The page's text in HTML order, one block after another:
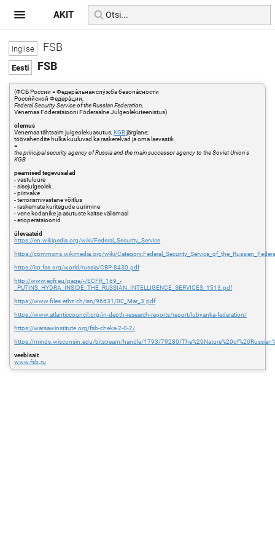
FSB
FSB
(ФСБ России = Федера́льная слу́жба безопа́сности
Росси́йской Федера́ции,
Federal Security Service of the Russian Federation
Venemaa Föderatsiooni Föderaalne Julgeolekuteenistus)
olemus
Venemaa tähtsaim julgeolekuasutus,KGBjärglane;
töövahendite hulka kuuluvad ka raskerelvad ja oma laevastik
=
the principal security agency of Russia and the main successor agency to the Soviet Union's
KGB
peamised tegevusalad
- vastuluure
- sisejulgeolek
- piirivalve
- terrorismivastane võitlus
- raskemate kuritegude uurimine
- vene kodanike ja asutuste kaitse välismaal
- erioperatsioonid
ülevaateid
https://en.wikipedia.org/wiki/Federal_Security_Service
https://commons.wikimedia.org/wiki/
https://irp.fas.org/world/russia/CBP-8430.pdf
http://www.ecfr.eu/page/-/ECFR_169_-
_PUTINS_HYDRA_INSIDE_THE_RUSSIAN_INTELLIGENCE_SERVICES_1513.pdf
https://www.files.ethz.ch/isn/96631/00_Mar_3.pdf
https://www.atlanticcouncil.org/in-depth-research-reports/report/lubyanka-federation/
https://warsawinstitute.org/fsb-cheka-2-0-2/
https://minds.wisconsin.edu/bitstream/handle/1793/79280/
veebisait
www.fsb.ru
AKIT